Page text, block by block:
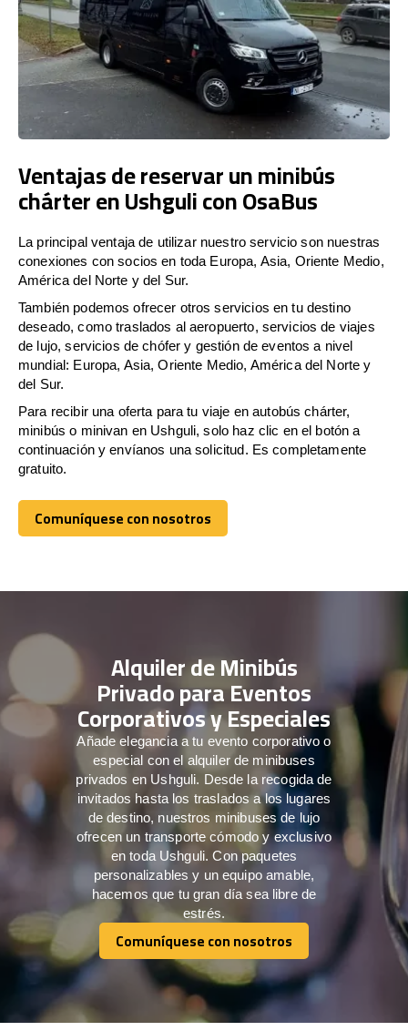
Ventajas de reservar un minibús
chárter en Ushguli con OsaBus
La principal ventaja de utilizar nuestro servicio son nuestras
conexiones con socios en toda Europa, Asia, Oriente Medio,
América del Norte y del Sur.
También podemos ofrecer otros servicios en tu destino
deseado, como traslados al aeropuerto, servicios de viajes
de lujo, servicios de chófer y gestión de eventos a nivel
mundial: Europa, Asia, Oriente Medio, América del Norte y
del Sur.
Para recibir una oferta para tu viaje en autobús chárter,
minibús o minivan en Ushguli, solo haz clic en el botón a
continuación y envíanos una solicitud. Es completamente
gratuito.
Comuníquese con nosotros
Comuníquese con nosotros
Alquiler de Minibús
Privado para Eventos
Corporativos y Especiales
Añade elegancia a tu evento corporativo o
especial con el alquiler de minibuses
privados en Ushguli. Desde la recogida de
invitados hasta los traslados a los lugares
de destino, nuestros minibuses de lujo
ofrecen un transporte cómodo y exclusivo
en toda Ushguli. Con paquetes
personalizables y un equipo amable,
hacemos que tu gran día sea libre de
estrés.
Comuníquese con nosotros
Comuníquese con nosotros